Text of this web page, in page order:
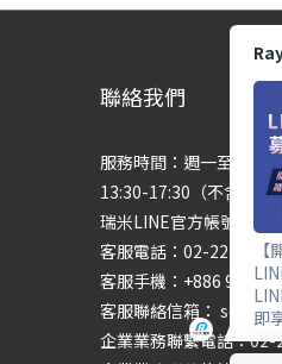
聯絡我們
服務時間：週一至週五
13:30-17:30（不含國定
瑞米LINE官方帳號：
客服電話：02-
客服手機：+886
客服聯絡信箱：
企業業務聯繫電話：
即